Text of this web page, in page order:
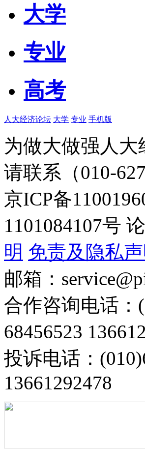
大学
专业
高考
人大经济论坛 大学 专业 手机版
为做大做强人
请联系（010-
京ICP备
1101084107号
明 免责及隐私声
邮箱：
合作咨询电话：
68456523
投诉电话：
13661292478